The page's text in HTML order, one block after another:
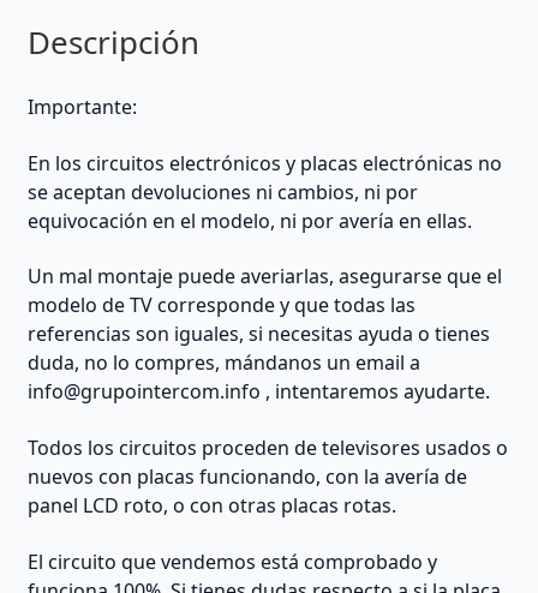
Descripción
Importante:
En los circuitos electrónicos y placas electrónicas no
se aceptan devoluciones ni cambios, ni por
equivocación en el modelo, ni por avería en ellas.
Un mal montaje puede averiarlas, asegurarse que el
modelo de TV corresponde y que todas las
referencias son iguales, si necesitas ayuda o tienes
duda, no lo compres, mándanos un email a
info@grupointercom.info , intentaremos ayudarte.
Todos los circuitos proceden de televisores usados o
nuevos con placas funcionando, con la avería de
panel LCD roto, o con otras placas rotas.
El circuito que vendemos está comprobado y